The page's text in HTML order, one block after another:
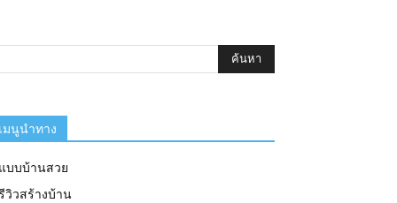
เมนูนำทาง
แบบบ้านสวย
วิวสร้างบ้าน